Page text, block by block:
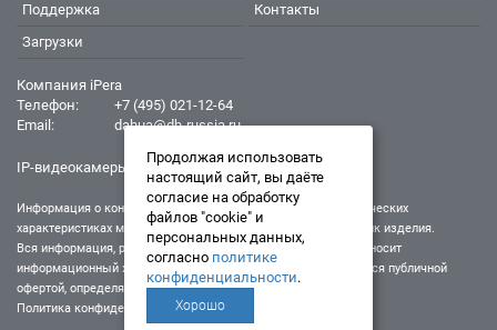
Поддержка
Загрузки
Контакты
Компания iPera
Телефон:
+7 (495) 021-12-64
Email:
dahua@dh-russia.ru
IP-видеокамеры Dahua - Дахуа
Информация о конкретном товаре, его внешнем виде и технических
характеристиках может отличаться от реальных характеристик изделия.
Вся информация, размещенная на данном интернет-ресурсе, носит
информационный характер и ни при каких условиях не является публичной
офертой, определяемой положениями Статьи 437 (2) ГК РФ.
Политика конфиденциальности
Продолжая использовать
настоящий сайт, вы даёте
согласие на обработку
файлов "cookie" и
персональных данных,
согласно политике
конфиденциальности.
Хорошо